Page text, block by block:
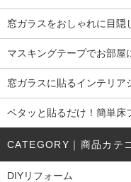
窓ガラスをおしゃれに目隠
マスキングテープでお部屋
窓ガラスに貼るインテリア
ペタッと貼るだけ！簡単床
CATEGORY｜商品カテ
DIYリフォーム